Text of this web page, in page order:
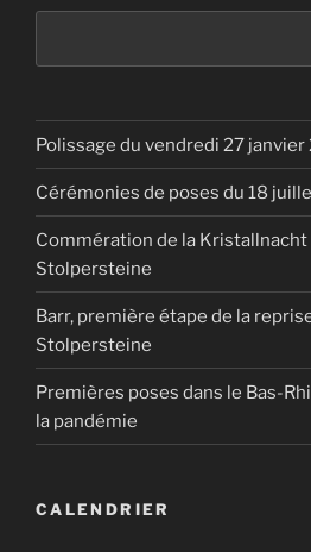
Polissage du vendredi 27 janvier
Cérémonies de poses du 18
Commération de la
Stolpersteine
Barr, première étape de la
Stolpersteine
Premières poses dans le Bas-
la pandémie
CALENDRIER